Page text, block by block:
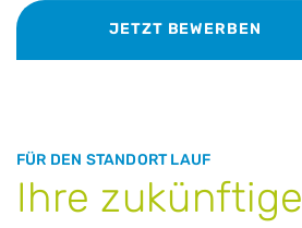
JETZT BEWERBEN
FÜR DEN STANDORT LAUF
Ihre zukünftige